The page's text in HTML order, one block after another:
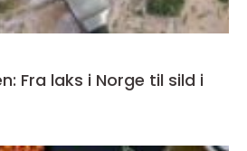
Fra laks i Norge til sild i